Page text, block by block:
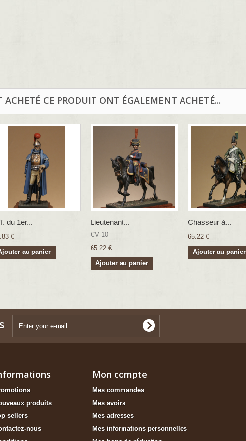
ACHETÉ CE PRODUIT ONT ÉGALEMENT ACHETÉ...
du 1er...
€
au panier
Lieutenant...
CV 10
65.22 €
Ajouter au panier
Chasseur à...
65.22 €
Ajouter au panier
produits
sellers
nous
Mon compte
Mes commandes
Mes avoirs
Mes adresses
Mes informations personnelles